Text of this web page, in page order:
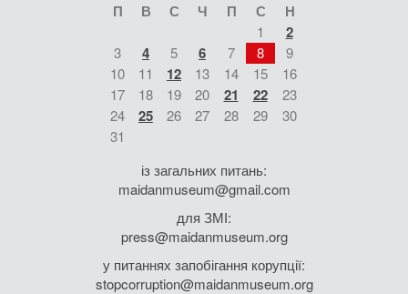
П В С Ч П С Н
1 2
3 4 5 6 7 8
9
10
11 12 13 14 15
16
17
18 19 20 21 22
23
24
25 26 27 28 29
30
31
із загальних питань:
maidanmuseum@gmail.com
для ЗМІ:
press@maidanmuseum.org
у питаннях запобігання корупції:
stopcorruption@maidanmuseum.org